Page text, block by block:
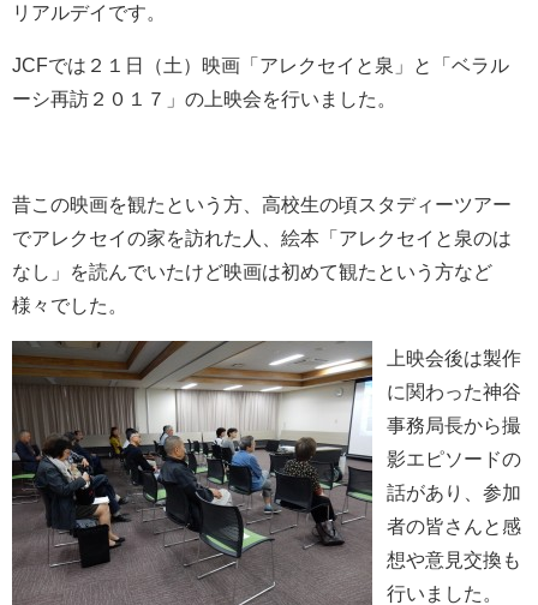
リアルデイです。
JCFでは２１日（土）映画「アレクセイと泉」と「ベラル
ーシ再訪２０１７」の上映会を行いました。
昔この映画を観たという方、高校生の頃スタディーツアー
でアレクセイの家を訪れた人、絵本「アレクセイと泉のは
なし」を読んでいたけど映画は初めて観たという方など
様々でした。
上映会後は製作
に関わった神谷
事務局長から撮
影エピソードの
話があり、参加
者の皆さんと感
想や意見交換も
行いました。